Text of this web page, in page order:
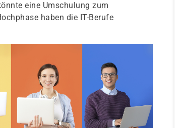
eine Umschulung zum
haben die IT-Berufe